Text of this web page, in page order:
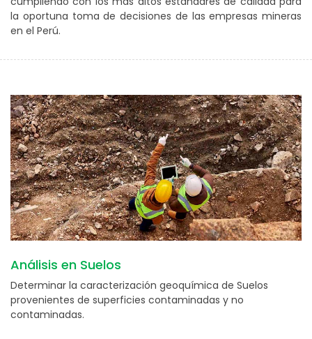
la oportuna toma de decisiones de las empresas mineras
en el Perú.
Análisis en Suelos
Determinar la caracterización geoquímica de Suelos
provenientes de superficies contaminadas y no
contaminadas.